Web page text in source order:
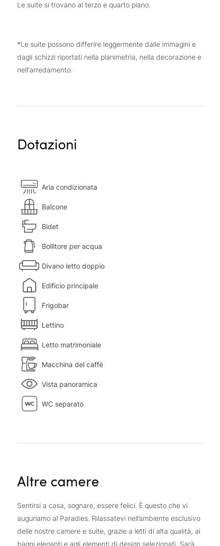
Le suite si trovano al terzo e quarto piano.
*Le suite possono differire leggermente dalle immagini e
dagli schizzi riportati nella planimetria, nella decorazione e
nell'arredamento.
Dotazioni
Aria condizionata
Balcone
Bidet
Bollitore per acqua
Divano letto doppio
Edificio principale
Frigobar
Lettino
Letto matrimoniale
Macchina del caffè
Vista panoramica
WC separato
Altre camere
Sentirsi a casa, sognare, essere felici. È questo che vi
auguriamo al Paradies. Rilassatevi nell’ambiente esclusivo
delle nostre camere e suite, grazie a letti di alta qualità, ai
bagni eleganti e agli elementi di design selezionati. Sarà